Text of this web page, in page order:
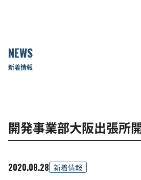
NEWS
新着情報
開発事業部大阪出張所
2020.08.28 新着情報